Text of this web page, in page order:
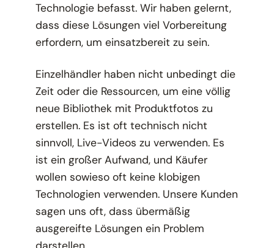
Technologie befasst. Wir haben gelernt,
dass diese Lösungen viel Vorbereitung
erfordern, um einsatzbereit zu sein.
Einzelhändler haben nicht unbedingt die
Zeit oder die Ressourcen, um eine völlig
neue Bibliothek mit Produktfotos zu
erstellen. Es ist oft technisch nicht
sinnvoll, Live-Videos zu verwenden. Es
ist ein großer Aufwand, und Käufer
wollen sowieso oft keine klobigen
Technologien verwenden. Unsere Kunden
sagen uns oft, dass übermäßig
ausgereifte Lösungen ein Problem